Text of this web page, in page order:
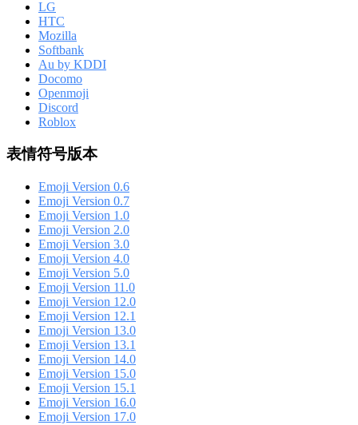
LG
HTC
Mozilla
Softbank
Au by KDDI
Docomo
Openmoji
Discord
Roblox
表情符号版本
Emoji Version 0.6
Emoji Version 0.7
Emoji Version 1.0
Emoji Version 2.0
Emoji Version 3.0
Emoji Version 4.0
Emoji Version 5.0
Emoji Version 11.0
Emoji Version 12.0
Emoji Version 12.1
Emoji Version 13.0
Emoji Version 13.1
Emoji Version 14.0
Emoji Version 15.0
Emoji Version 15.1
Emoji Version 16.0
Emoji Version 17.0